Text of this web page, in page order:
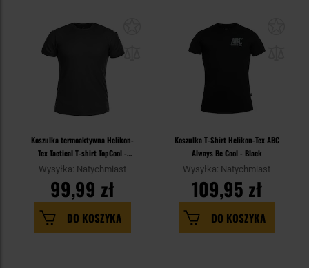
Koszulka termoaktywna Helikon-
Tex Tactical T-shirt TopCool -
Black
Wysyłka: Natychmiast
99,99 zł
DO KOSZYKA
Koszulka T-Shirt Helikon-Tex ABC
Always Be Cool - Black
Wysyłka: Natychmiast
109,95 zł
DO KOSZYKA